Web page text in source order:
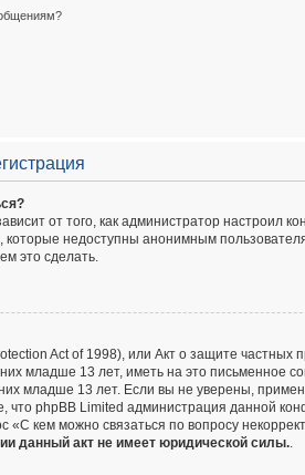
от того, как администратор
недоступны анонимным
это сделать.
Act of 1998), или Акт о защите
младше 13 лет, иметь на это письменное
младше 13 лет. Если вы не уверены,
что phpBB Limited администрация данной
«С кем можно связаться по вопросу
данный акт не имеет юридической силы..